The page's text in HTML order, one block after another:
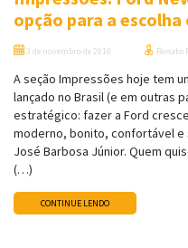
opção para a
3 de novembro de 2010 Renato
A seção Impressões hoje tem
lançado no Brasil (e em outras
estratégico: fazer a Ford
moderno, bonito, confortável e
José Barbosa Júnior. Quem
(…)
CONTINUE LENDO